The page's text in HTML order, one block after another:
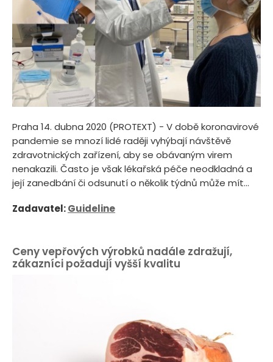
Praha 14. dubna 2020 (PROTEXT) - V době koronavirové
pandemie se mnozí lidé raději vyhýbají návštěvě
zdravotnických zařízení, aby se obávaným virem
nenakazili. Často je však lékařská péče neodkladná a
její zanedbání či odsunutí o několik týdnů může mít...
Zadavatel:Guideline
Ceny vepřových výrobků nadále zdražují,
zákazníci požadují vyšší kvalitu